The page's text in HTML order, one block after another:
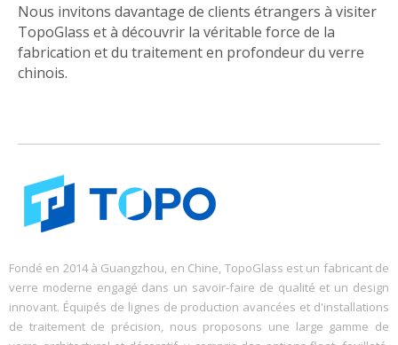
Nous invitons davantage de clients étrangers à visiter
TopoGlass et à découvrir la véritable force de la
fabrication et du traitement en profondeur du verre
chinois.
Fondé en 2014 à Guangzhou, en Chine, TopoGlass est un fabricant de
verre moderne engagé dans un savoir-faire de qualité et un design
innovant. Équipés de lignes de production avancées et d'installations
de traitement de précision, nous proposons une large gamme de